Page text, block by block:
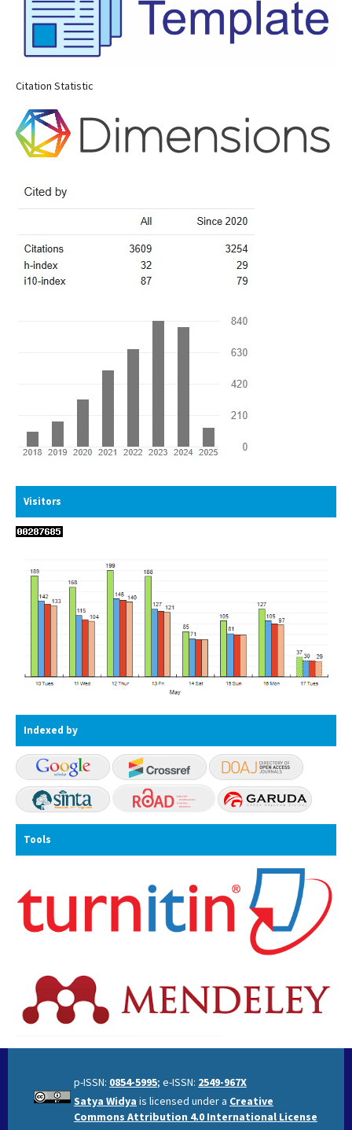
Citation Statistic
Visitors
Indexed by
Tools
p-ISSN: 0854-5995; e-ISSN: 2549-967X
Satya Widya is licensed under a Creative
Commons Attribution 4.0 International License